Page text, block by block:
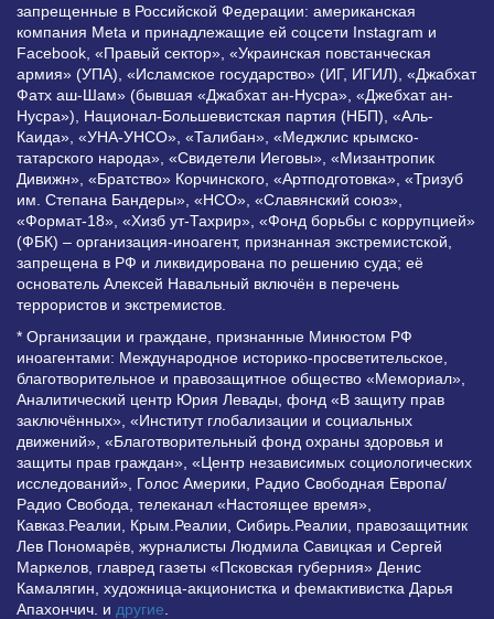
запрещенные в Российской Федерации: американская
компания Meta и принадлежащие ей соцсети Instagram и
Facebook, «Правый сектор», «Украинская повстанческая
армия» (УПА), «Исламское государство» (ИГ, ИГИЛ), «Джабхат
Фатх аш-Шам» (бывшая «Джабхат ан-Нусра», «Джебхат ан-
Нусра»), Национал-Большевистская партия (НБП), «Аль-
Каида», «УНА-УНСО», «Талибан», «Меджлис крымско-
татарского народа», «Свидетели Иеговы», «Мизантропик
Дивижн», «Братство» Корчинского, «Артподготовка», «Тризуб
им. Степана Бандеры», «НСО», «Славянский союз»,
«Формат-18», «Хизб ут-Тахрир», «Фонд борьбы с коррупцией»
(ФБК) – организация-иноагент, признанная экстремистской,
запрещена в РФ и ликвидирована по решению суда; её
основатель Алексей Навальный включён в перечень
террористов и экстремистов.
* Организации и граждане, признанные Минюстом РФ
иноагентами: Международное историко-просветительское,
благотворительное и правозащитное общество «Мемориал»,
Аналитический центр Юрия Левады, фонд «В защиту прав
заключённых», «Институт глобализации и социальных
движений», «Благотворительный фонд охраны здоровья и
защиты прав граждан», «Центр независимых социологических
исследований», Голос Америки, Радио Свободная Европа/
Радио Свобода, телеканал «Настоящее время»,
Кавказ.Реалии, Крым.Реалии, Сибирь.Реалии, правозащитник
Лев Пономарёв, журналисты Людмила Савицкая и Сергей
Маркелов, главред газеты «Псковская губерния» Денис
Камалягин, художница-акционистка и фемактивистка Дарья
Апахончич. и другие